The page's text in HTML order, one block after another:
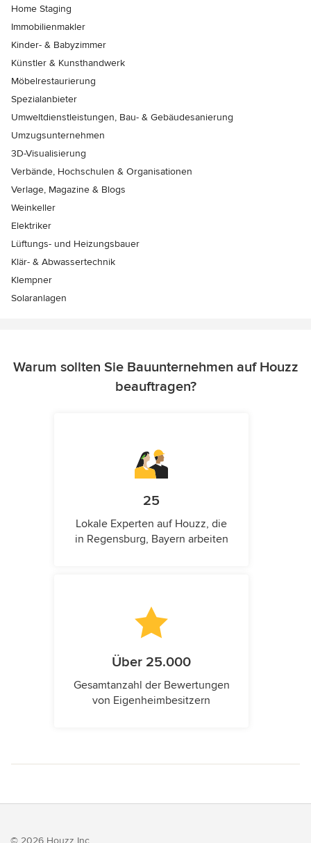
Home Staging
Immobilienmakler
Kinder- & Babyzimmer
Künstler & Kunsthandwerk
Möbelrestaurierung
Spezialanbieter
Umweltdienstleistungen, Bau- & Gebäudesanierung
Umzugsunternehmen
3D-Visualisierung
Verbände, Hochschulen & Organisationen
Verlage, Magazine & Blogs
Weinkeller
Elektriker
Lüftungs- und Heizungsbauer
Klär- & Abwassertechnik
Klempner
Solaranlagen
Warum sollten Sie Bauunternehmen auf Houzz
beauftragen?
25
Lokale Experten auf Houzz, die
in Regensburg, Bayern arbeiten
Über 25.000
Gesamtanzahl der Bewertungen
von Eigenheimbesitzern